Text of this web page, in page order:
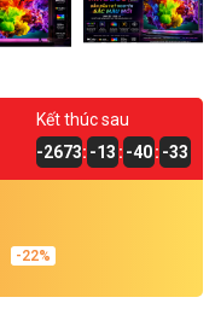
Kết thúc sau
-2673: -13 : -40: -33
-22%